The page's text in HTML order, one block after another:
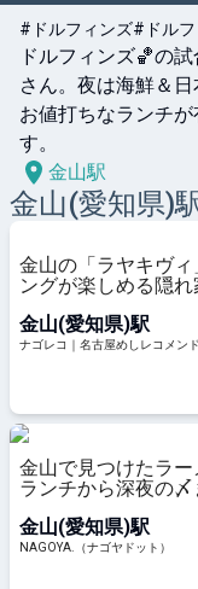
#ドルフィンズ#ドル
ドルフィンズ🏀の
さん。夜は海鮮＆
お値打ちなランチ
す。
金山駅
金山(愛知県)
金山の「ラヤキヴ
ングが楽しめる隠
金山(愛知県)駅
ナゴレコ｜名古屋めしレコメンド
金山で見つけたラー
ランチから深夜の
ゴヤドット）
金山(愛知県)駅
NAGOYA.（ナゴヤドット）